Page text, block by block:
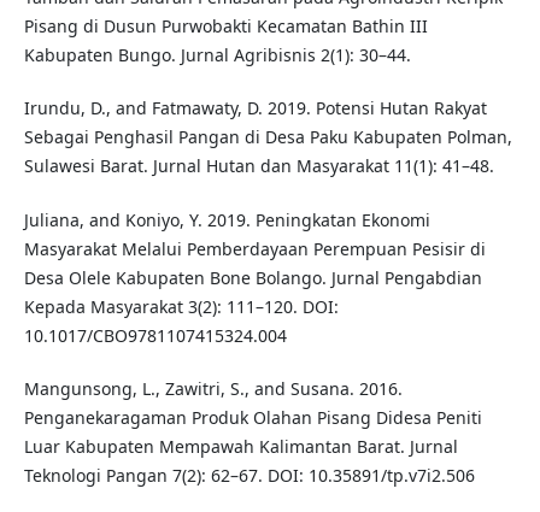
Pisang di Dusun Purwobakti Kecamatan Bathin III
Kabupaten Bungo. Jurnal Agribisnis 2(1): 30–44.
Irundu, D., and Fatmawaty, D. 2019. Potensi Hutan Rakyat
Sebagai Penghasil Pangan di Desa Paku Kabupaten Polman,
Sulawesi Barat. Jurnal Hutan dan Masyarakat 11(1): 41–48.
Juliana, and Koniyo, Y. 2019. Peningkatan Ekonomi
Masyarakat Melalui Pemberdayaan Perempuan Pesisir di
Desa Olele Kabupaten Bone Bolango. Jurnal Pengabdian
Kepada Masyarakat 3(2): 111–120. DOI:
10.1017/CBO9781107415324.004
Mangunsong, L., Zawitri, S., and Susana. 2016.
Penganekaragaman Produk Olahan Pisang Didesa Peniti
Luar Kabupaten Mempawah Kalimantan Barat. Jurnal
Teknologi Pangan 7(2): 62–67. DOI: 10.35891/tp.v7i2.506